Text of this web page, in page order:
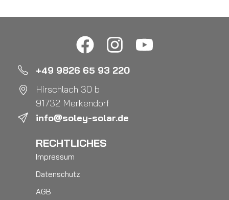
+49 9826 65 93 220
Hirschlach 30 b
91732 Merkendorf
info@soley-solar.de
RECHTLICHES
Impressum
Datenschutz
AGB